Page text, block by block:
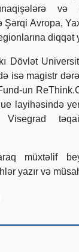
və
Şərqi Avropa,
diqqət
Dövlət
isə magistr
un
layihəsində
müxtəlif
yazır və